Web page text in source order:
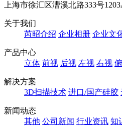
上海市徐汇区漕溪北路333号
关于我们
芮昭介绍 企业相册 企业文
产品中心
立体 前视 后视 左视 右视
解决方案
3D扫描技术 进口/国产硅胶
新闻动态
其他 公司新闻 行业资讯 知